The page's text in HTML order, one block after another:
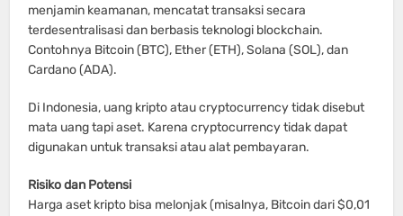
menjamin keamanan, mencatat transaksi secara
terdesentralisasi dan berbasis teknologi blockchain.
Contohnya Bitcoin (BTC), Ether (ETH), Solana (SOL), dan
Cardano (ADA).
Di Indonesia, uang kripto atau cryptocurrency tidak disebut
mata uang tapi aset. Karena cryptocurrency tidak dapat
digunakan untuk transaksi atau alat pembayaran.
Risiko dan Potensi
Harga aset kripto bisa melonjak (misalnya, Bitcoin dari $0,01